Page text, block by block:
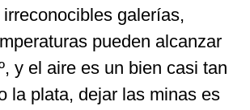
galerías,
pueden alcanzar
y el aire es un bien casi tan
la plata, dejar las minas es